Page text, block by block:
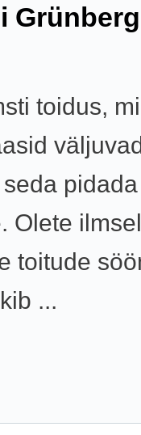
Grünberg
toidus,
Olete
toitude
...